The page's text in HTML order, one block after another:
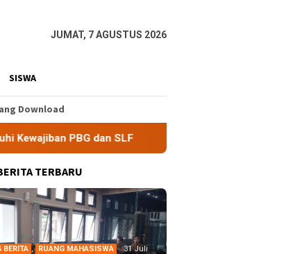
JUMAT, 7 AGUSTUS 2026
SISWA
Download
dan SLF BEM Nusantara Priangan Timur Soroti
TERBARU
BERITA , RUANG MAHASISWA
31 Juli